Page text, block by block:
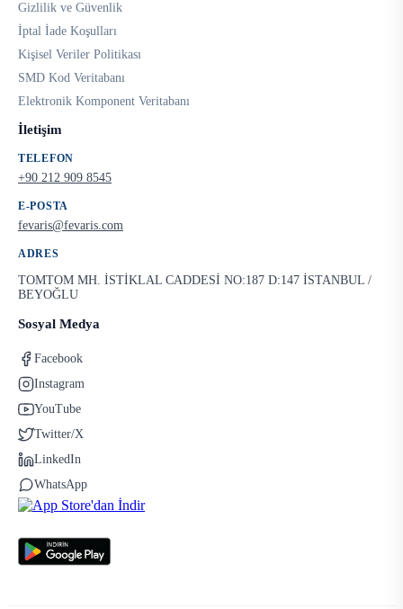
Gizlilik ve Güvenlik
İptal İade Koşulları
Kişisel Veriler Politikası
SMD Kod Veritabanı
Elektronik Komponent Veritabanı
İletişim
TELEFON
+90 212 909 8545
E-POSTA
fevaris@fevaris.com
ADRES
TOMTOM MH. İSTİKLAL CADDESİ NO:187 D:147 İSTANBUL /
BEYOĞLU
Sosyal Medya
Facebook
Instagram
YouTube
Twitter/X
LinkedIn
WhatsApp